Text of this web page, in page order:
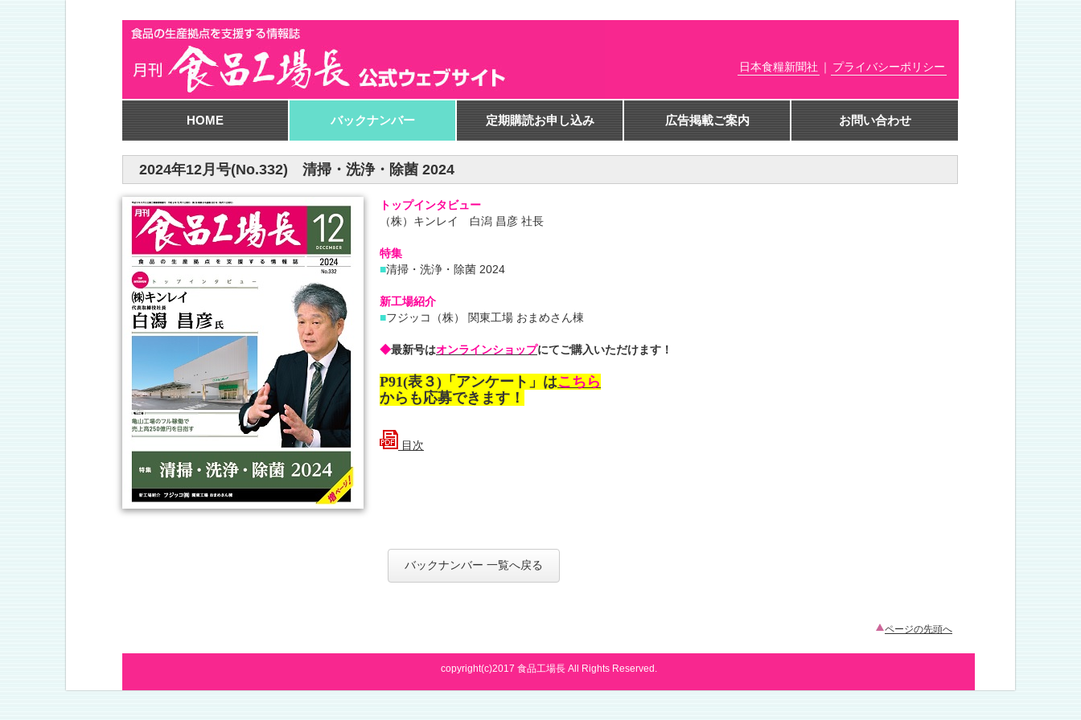
日本食糧新聞社 プライバシーポリシー
HOME バックナンバー 定期購読お申し込み 広告掲載ご案内 お問い合わせ
2024年12月号(No.332) 清掃・洗浄・除菌 2024
トップインタビュー
（株）キンレイ 白潟 昌彦 社長
特集
■清掃・洗浄・除菌 2024
新工場紹介
■フジッコ（株） 関東工場 おまめさん棟
◆最新号はオンラインショップにてご購入いただけます！
P91(表３)「アンケート」はこちら
からも応募できます ！
目次
バックナンバー 一覧へ戻る
ページの先頭へ
copyright(c)2017 食品工場長 All Rights Reserved.